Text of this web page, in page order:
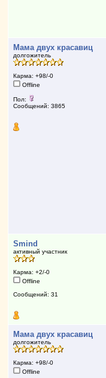
Мама двух красавиц
долгожитель
Карма: +98/-0
Offline
Пол:
Сообщений: 3865
Smind
активный участник
Карма: +2/-0
Offline
Сообщений: 31
Мама двух красавиц
долгожитель
Карма: +98/-0
Offline